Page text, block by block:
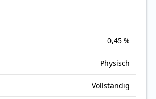
0,45 %
Physisch
Vollständig